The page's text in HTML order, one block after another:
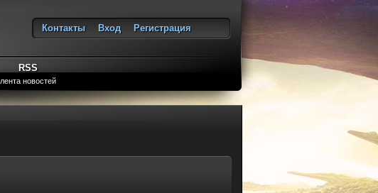
Контакты Вход
Регистрация
RSS
лента новостей